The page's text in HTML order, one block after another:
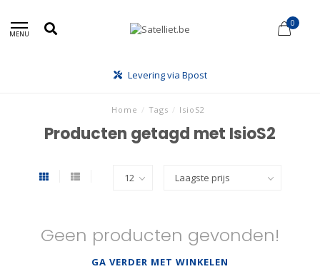
MENU
0
Levering via Bpost
Home / Tags / IsioS2
Producten getagd met IsioS2
Geen producten gevonden!
GA VERDER MET WINKELEN